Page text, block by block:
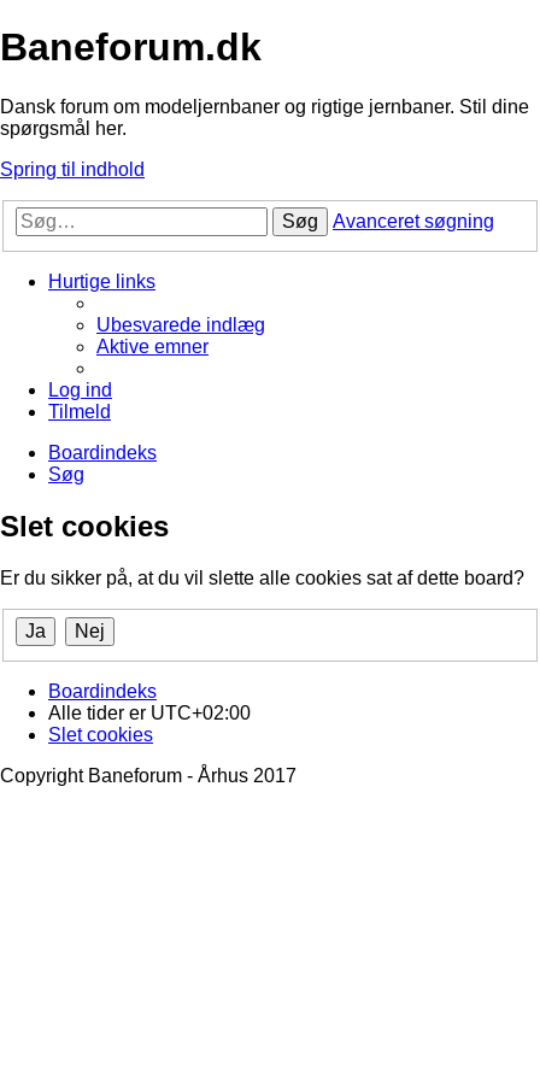
Baneforum.dk
Dansk forum om modeljernbaner og rigtige jernbaner. Stil dine
spørgsmål her.
Spring til indhold
Søg Avanceret søgning
Hurtige links
Ubesvarede indlæg
Aktive emner
Log ind
Tilmeld
Boardindeks
Søg
Slet cookies
Er du sikker på, at du vil slette alle cookies sat af dette board?
Boardindeks
Alle tider er UTC+02:00
Slet cookies
Copyright Baneforum - Århus 2017